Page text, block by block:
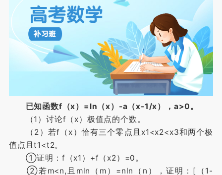
已知函数f（x）=ln（x）-a（x-1/x），a>0。
（1）讨论f（x）极值点的个数。
（2）若f（x）恰有三个零点且x1<x2<x3和两个极
值点且t1<t2。
①证明：f（x1）+f（x2）=0。
②若m<n,且mln（m）=nln（n），证明：[（1-